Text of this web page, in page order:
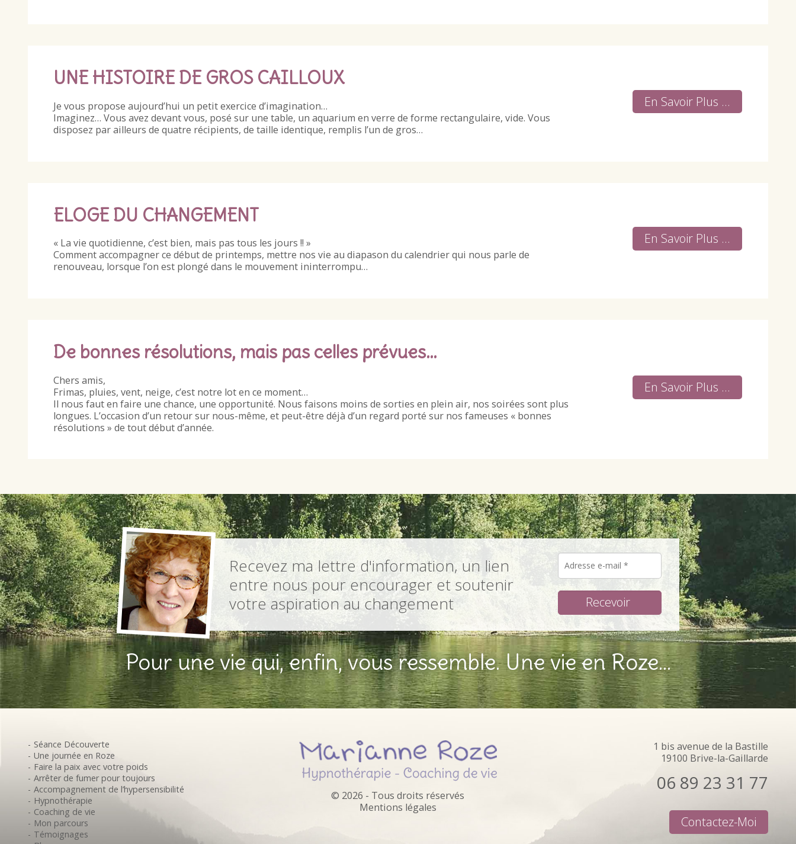
UNE HISTOIRE DE GROS CAILLOUX
Je vous propose aujourd’hui un petit exercice d’imagination…
Imaginez… Vous avez devant vous, posé sur une table, un aquarium en verre de forme rectangulaire, vide. Vous
disposez par ailleurs de quatre récipients, de taille identique, remplis l’un de gros…
En Savoir Plus ...
ELOGE DU CHANGEMENT
« La vie quotidienne, c’est bien, mais pas tous les jours !! »
Comment accompagner ce début de printemps, mettre nos vie au diapason du calendrier qui nous parle de
renouveau, lorsque l’on est plongé dans le mouvement ininterrompu…
En Savoir Plus ...
De bonnes résolutions, mais pas celles prévues…
Chers amis,
Frimas, pluies, vent, neige, c’est notre lot en ce moment…
Il nous faut en faire une chance, une opportunité. Nous faisons moins de sorties en plein air, nos soirées sont plus
longues. L’occasion d’un retour sur nous-même, et peut-être déjà d’un regard porté sur nos fameuses « bonnes
résolutions » de tout début d’année.
En Savoir Plus ...
Recevez ma lettre d'information, un lien
entre nous pour encourager et soutenir
votre aspiration au changement
Pour une vie qui, enfin, vous ressemble. Une vie en Roze...
Séance Découverte
Une journée en Roze
Faire la paix avec votre poids
Arrêter de fumer pour toujours
Accompagnement de l’hypersensibilité
Hypnothérapie
Coaching de vie
Mon parcours
Témoignages
© 2026 - Tous droits réservés
Mentions légales
1 bis avenue de la Bastille
19100 Brive-la-Gaillarde
06 89 23 31 77
Contactez-Moi